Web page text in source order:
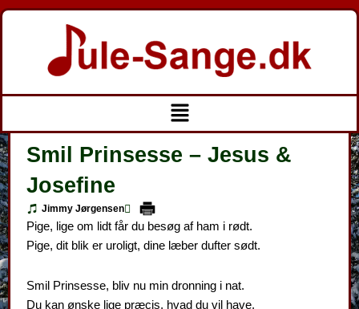
Gå
Menu
Smil Prinsesse – Jesus &
Josefine
Jimmy Jørgensen
Pige, lige om lidt får du besøg af ham i rødt.
Pige, dit blik er uroligt, dine læber dufter sødt.
Smil Prinsesse, bliv nu min dronning i nat.
Du kan ønske lige præcis, hvad du vil have.